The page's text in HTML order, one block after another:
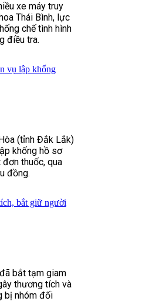
xe máy truy
Thái Bình, lực
chế tình hình
điều tra.
vụ lập khống
(tỉnh Đắk Lắk)
khống hồ sơ
thuốc, qua
đồng.
bắt giữ người
bắt tạm giam
thương tích và
bị nhóm đối